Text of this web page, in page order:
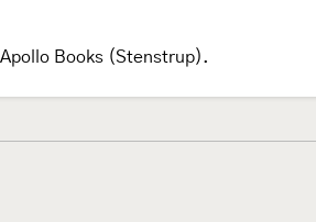
Books (Stenstrup).